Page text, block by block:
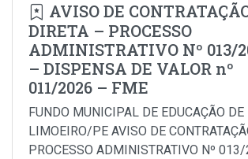
AVISO DE
DIRETA – PROCESSO
ADMINISTRATIVO Nº 013/
– DISPENSA DE VALOR nº
011/2026 – FME
FUNDO MUNICIPAL DE EDUCAÇÃO DE
LIMOEIRO/PE AVISO DE
PROCESSO ADMINISTRATIVO Nº